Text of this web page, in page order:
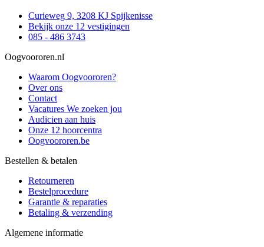
Curieweg 9, 3208 KJ Spijkenisse
Bekijk onze 12 vestigingen
085 - 486 3743
Oogvoororen.nl
Waarom Oogvoororen?
Over ons
Contact
Vacatures We zoeken jou
Audicien aan huis
Onze 12 hoorcentra
Oogvoororen.be
Bestellen & betalen
Retourneren
Bestelprocedure
Garantie & reparaties
Betaling & verzending
Algemene informatie